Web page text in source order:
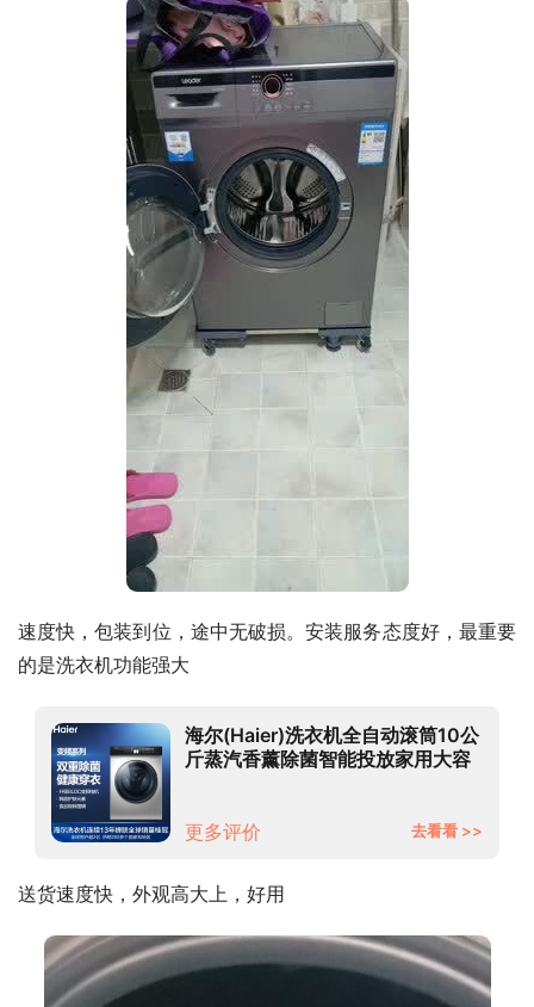
速度快，包装到位，途中无破损。安装服务态度好，最重要
的是洗衣机功能强大
海尔(Haier)洗衣机全自动滚筒10公
斤蒸汽香薰除菌智能投放家用大容
更多评价
去看看 >>
送货速度快，外观高大上，好用